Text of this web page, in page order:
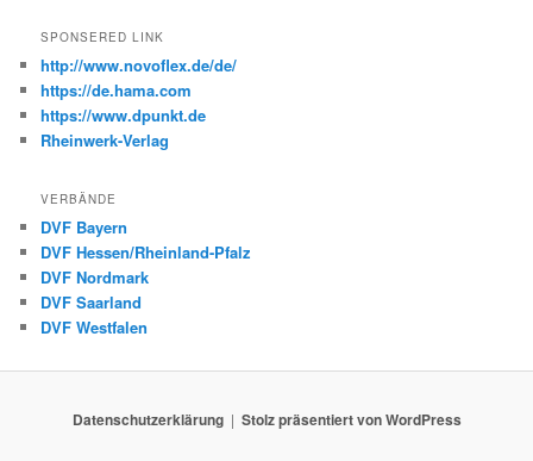
SPONSERED LINK
http://www.novoflex.de/de/
https://de.hama.com
https://www.dpunkt.de
Rheinwerk-Verlag
VERBÄNDE
DVF Bayern
DVF Hessen/Rheinland-Pfalz
DVF Nordmark
DVF Saarland
DVF Westfalen
Datenschutzerklärung Stolz präsentiert von WordPress